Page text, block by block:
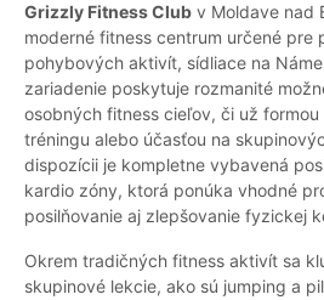
Grizzly Fitness Club v Moldave nad
moderné fitness centrum určené pre
pohybových aktivít, sídliace na
zariadenie poskytuje rozmanité
osobných fitness cieľov, či už formou
tréningu alebo účasťou na
dispozícii je kompletne vybavená
kardio zóny, ktorá ponúka vhodné
posilňovanie aj zlepšovanie fyzickej
Okrem tradičných fitness aktivít sa
skupinové lekcie, ako sú jumping a